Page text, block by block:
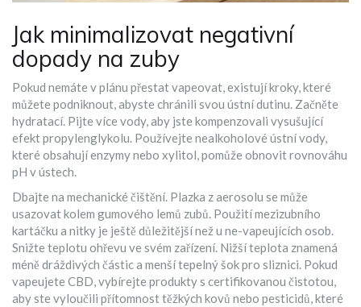
Jak minimalizovat negativní
dopady na zuby
Pokud nemáte v plánu přestat vapeovat, existují kroky, které
můžete podniknout, abyste chránili svou ústní dutinu. Začněte
hydratací. Pijte více vody, aby jste kompenzovali vysušující
efekt propylenglykolu. Používejte nealkoholové ústní vody,
které obsahují enzymy nebo xylitol, pomůže obnovit rovnováhu
pH v ústech.
Dbajte na mechanické čištění. Plazka z aerosolu se může
usazovat kolem gumového lemů zubů. Použití mezizubního
kartáčku a nitky je ještě důležitější než u ne-vapeujících osob.
Snižte teplotu ohřevu ve svém zařízení. Nižší teplota znamená
méně dráždivých částic a menší tepelný šok pro sliznici. Pokud
vapeujete CBD, vybírejte produkty s certifikovanou čistotou,
aby ste vyloučili přítomnost těžkých kovů nebo pesticidů, které